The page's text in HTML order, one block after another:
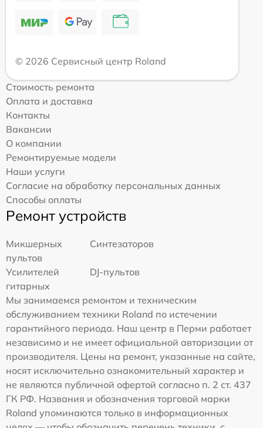
© 2026 Сервисный центр Roland
Стоимость ремонта
Оплата и доставка
Контакты
Вакансии
О компании
Ремонтируемые модели
Наши услуги
Согласие на обработку персональных данных
Способы оплаты
Ремонт устройств
Микшерных
пультов
Синтезаторов
Усилителей
гитарных
DJ-пультов
Мы занимаемся ремонтом и техническим
обслуживанием техники Roland по истечении
гарантийного периода. Наш центр в Перми работает
независимо и не имеет официальной авторизации от
производителя. Цены на ремонт, указанные на сайте,
носят исключительно ознакомительный характер и
не являются публичной офертой согласно п. 2 ст. 437
ГК РФ. Названия и обозначения торговой марки
Roland упоминаются только в информационных